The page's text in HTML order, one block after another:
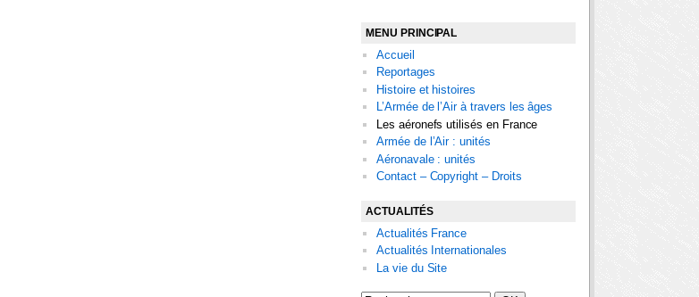
MENU PRINCIPAL
Accueil
Reportages
Histoire et histoires
L’Armée de l’Air à travers les âges
Les aéronefs utilisés en France
Armée de l’Air : unités
Aéronavale : unités
Contact – Copyright – Droits
ACTUALITÉS
Actualités France
Actualités Internationales
La vie du Site